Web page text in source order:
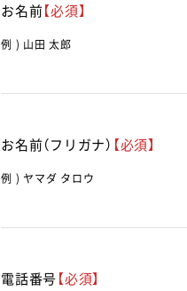
お名前【必須】
例 ) 山田 太郎
お名前（フリガナ） 【必須】
例 ) ヤマダ タロウ
電話番号【必須】